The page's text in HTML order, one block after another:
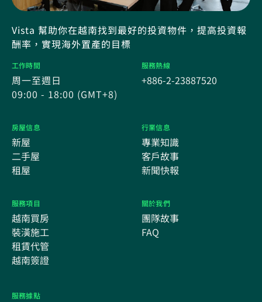
Vista 幫助你在越南找到最好的投資物件，提高投資報
酬率，實現海外置產的目標
工作時間
周一至週日
09:00 - 18:00 (GMT+8)
服務熱線
+886-2-23887520
房屋信息
新屋
二手屋
租屋
行業信息
專業知識
客戶故事
新聞快報
服務項目
越南買房
裝潢施工
租賃代管
越南簽證
關於我們
團隊故事
FAQ
服務據點